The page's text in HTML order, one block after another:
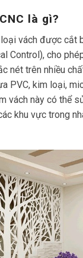
là gì?
vách được cắt
Control), cho
nét trên nhiều
PVC, kim loại,
vách này có thể
khu vực trong